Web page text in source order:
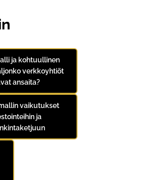
ja kohtuullinen
verkkoyhtiöt
ansaita?
vaikutukset
ja